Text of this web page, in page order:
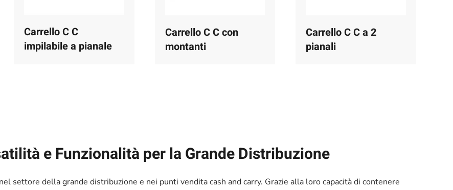
Carrello C C
impilabile a pianale
Carrello C C con
montanti
Carrello C C a 2
pianali
e Funzionalità per la Grande Distribuzione
settore della grande distribuzione e nei punti vendita cash and carry. Grazie alla loro capacità di contenere